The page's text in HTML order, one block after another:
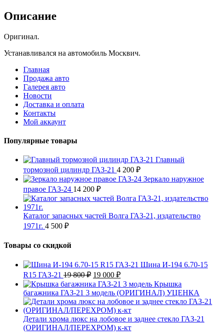
2140-
ИЖ
Описание
Оригинал.
Устанавливался на автомобиль Москвич.
Главная
Продажа авто
Галерея авто
Новости
Доставка и оплата
Контакты
Мой аккаунт
Популярные товары
Главный
тормозной цилиндр ГАЗ-21 4 200 ₽
Зеркало наружное
правое ГАЗ-24 14 200 ₽
Каталог запасных частей Волга ГАЗ-21, издательство
1971г. 4 500 ₽
Товары со скидкой
Шина И-194 6.70-15
R15 ГАЗ-21 19 800₽ Первоначальная
цена
составляла
19
800 ₽.
19 000 ₽Текущая
цена:
19
000 ₽.
Крышка
багажника ГАЗ-21 3 модель (ОРИГИНАЛ) УЦЕНКА
Детали хрома люкс на лобовое и заднее стекло ГАЗ-21
(ОРИГИНАЛ/ПЕРЕХРОМ) к-кт